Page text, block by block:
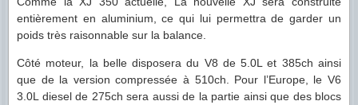
entièrement en aluminium, ce qui lui permettra de garder un
poids très raisonnable sur la balance.
Côté moteur, la belle disposera du V8 de 5.0L et 385ch ainsi
que de la version compressée à 510ch. Pour l’Europe, le V6
3.0L diesel de 275ch sera aussi de la partie ainsi que des blocs